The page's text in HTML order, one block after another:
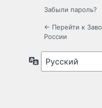
Забыли пароль?
← Перейти к
России
Язык